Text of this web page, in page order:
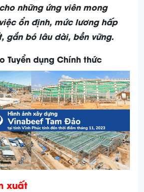
những ứng viên mong
ổn định, mức lương hấp
gắn bó lâu dài, bền vững.
Tuyển dụng Chính thức
xuất